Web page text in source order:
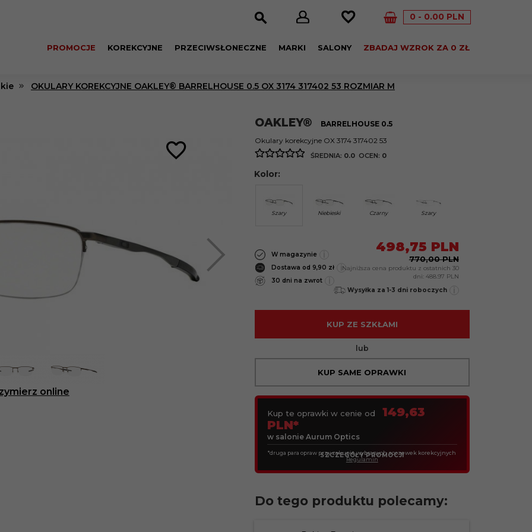
0 0.00 PLN
PROMOCJE KOREKCYJNE PRZECIWSŁONECZNE MARKI SALONY ZBADAJ WZROK ZA 0 ZŁ
OKULARY KOREKCYJNE OAKLEY® BARRELHOUSE 0.5 OX 3174 317402 53 ROZMIAR M
online
OAKLEY®
BARRELHOUSE 0.5
Okulary korekcyjne OX 3174 317402 53
ŚREDNIA: 0.0OCEN: 0
Kolor:
Szary Niebieski Czarny Szary
W magazynie
Dostawa od 9,90 zł
30 dni na zwrot
498,75 PLN
770,00 PLN
Najniższa cena produktu z ostatnich 30
dni: 488.97 PLN
Wysyłka za 1-3 dni roboczych
KUP ZE SZKŁAMI
lub
KUP SAME OPRAWKI
Kup te oprawki w cenie od
149,63
PLN*
w salonie Aurum Optics
*druga para opraw przy zakupie wybranych soczewek korekcyjnych
SZCZEGÓŁY PROMOCJI
Regulamin
Do tego produktu polecamy: